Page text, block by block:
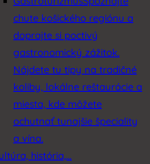
chute košického regiónu a
doprajte si poctivý
gastronomický zážitok.
Nájdete tu tipy na tradičné
koliby, lokálne reštaurácie a
miesta, kde môžete
ochutnať tunajšie špeciality
a vína.
história,…